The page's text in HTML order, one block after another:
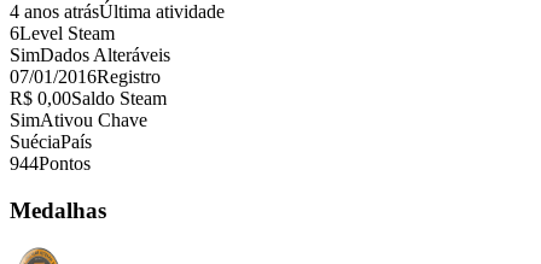
4 anos atrásÚltima atividade
6Level Steam
SimDados Alteráveis
07/01/2016Registro
R$ 0,00Saldo Steam
SimAtivou Chave
SuéciaPaís
944Pontos
Medalhas